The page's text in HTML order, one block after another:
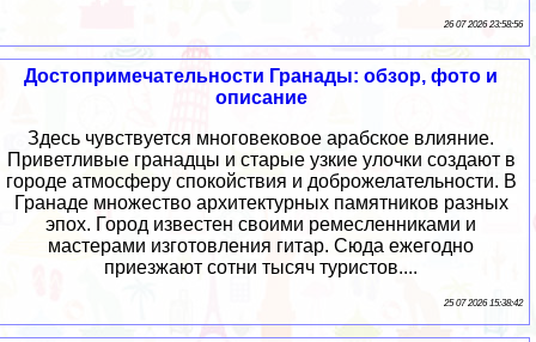
26 07 2026 23:58:56
Достопримечательности Гранады: обзор, фото и
описание
Здесь чувствуется многовековое арабское влияние.
Приветливые гранадцы и старые узкие улочки создают в
городе атмосферу спокойствия и доброжелательности. В
Гранаде множество архитектурных памятников разных
эпох. Город известен своими ремесленниками и
мастерами изготовления гитар. Сюда ежегодно
приезжают сотни тысяч туристов....
25 07 2026 15:38:42